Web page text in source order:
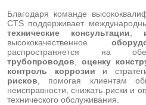
Благодаря команде
CTS поддерживает
технические консультации
высококачественное
распространяется на
трубопроводов ,оценку
контроль коррозии и
рисков , помогая клиентам
неисправности, снижать риски и
технического обслуживания.